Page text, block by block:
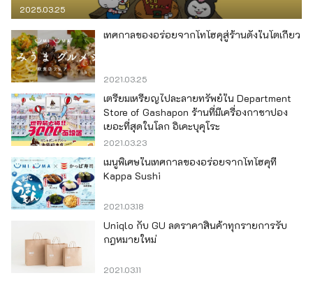
2025.03.25
เทศกาลของอร่อยจากโทโฮคุสู่ร้านดังในโตเกียว
2021.03.25
เตรียมเหรียญไปละลายทรัพย์ใน Department
Store of Gashapon ร้านที่มีเครื่องกาชาปอง
เยอะที่สุดในโลก อิเคะบุคุโระ
2021.03.23
เมนูพิเศษในเทศกาลของอร่อยจากโทโฮคุที่
Kappa Sushi
2021.03.18
Uniqlo กับ GU ลดราคาสินค้าทุกรายการรับ
กฎหมายใหม่
2021.03.11